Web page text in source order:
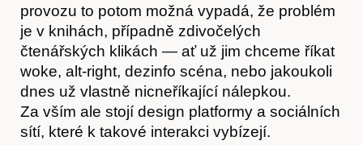
Kontakt
provozu to potom možná vypadá, že problém
je v knihách, případně zdivočelých
čtenářských klikách — ať už jim chceme říkat
woke, alt-right, dezinfo scéna, nebo jakoukoli
dnes už vlastně nicneříkající nálepkou.
Za vším ale stojí design platformy a sociálních
sítí, které k takové interakci vybízejí.